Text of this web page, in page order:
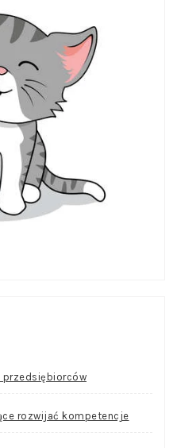
przedsiębiorców
rozwijać kompetencje